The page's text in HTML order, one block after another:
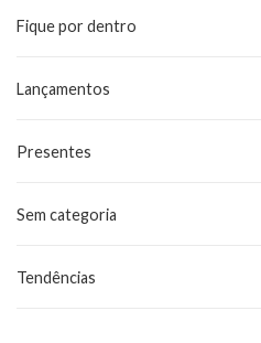
Fique por dentro
Lançamentos
Presentes
Sem categoria
Tendências